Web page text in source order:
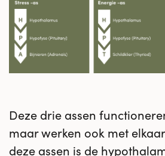
Deze drie assen
maar werken ook met
deze assen is de